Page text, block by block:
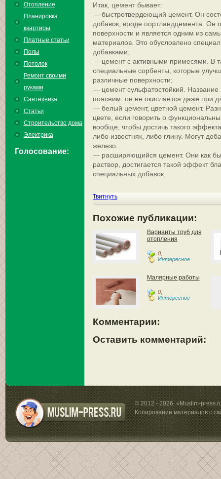
Отопление
Планировка
квартиры
Платные статьи
Полы
Потолок
Ремонт своими
руками
Сантехника
Статьи
Строительство дома
Электрика
Голосование:
Итак, цемент бывает:
— быстротвердеющий цемент. Он
добавок, вроде портландцемента. Он
поверхности и является одним из
материалов. Это обусловлено
добавками;
— цемент с активными примесями. В
специальные сорбенты, которые
различные поверхности;
— цемент сульфатостойкий. Название
поясним: он не окисляется даже при
— белый цемент, цветной цемент.
цвете, если говорить о
вообще, чтобы достичь такого
либо известняк, либо глину. Могут
железо.
— расширяющийся цемент. Они как
раствор, достигается такой эффект
специальных добавок.
Твитнуть
Похожие публикации:
Варианты труб для
отопления
0,
Интересное
Малярные работы
0,
Интересное
Комментарии:
Оставить комментарий:
© 2012 - 2026. «Muslim-
Копирование материалов с